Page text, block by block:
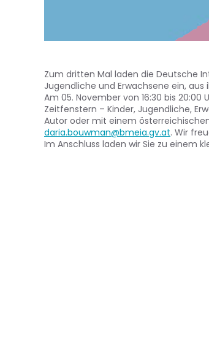
Zum dritten Mal laden die Deutsche
Jugendliche und Erwachsene ein,
Am 05. November von 16:30 bis 20:00
Zeitfenstern – Kinder, Jugendliche,
Autor oder mit einem
daria.bouwman@bmeia.gv.at. Wir
Im Anschluss laden wir Sie zu einem